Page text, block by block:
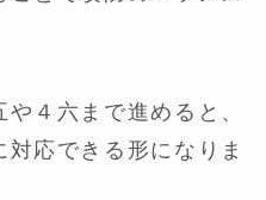
４六まで進めると、
応できる形になりま